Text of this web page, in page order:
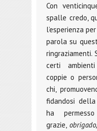
Con
spalle credo,
l’esperienza
parola su
ringraziamenti.
certi
coppie o
chi,
fidandosi
ha
grazie, obrigado,